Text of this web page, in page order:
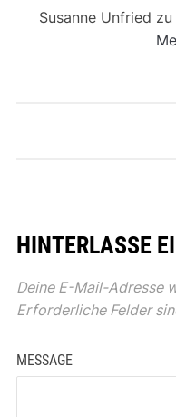
Susanne Unfried zu
HINTERLASSE
Deine E-Mail-Adresse
Erforderliche Felder
MESSAGE